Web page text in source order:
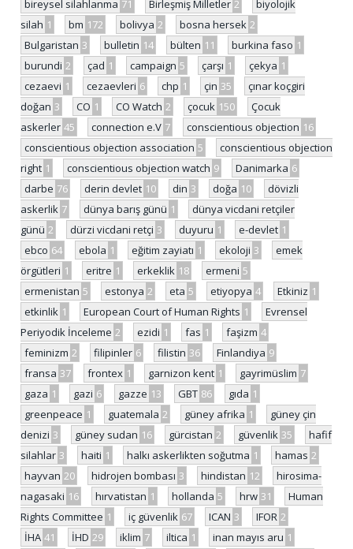
bireysel silahlanma 71 Birleşmiş Milletler 2
biyolojik
silah 1 bm 172 bolivya 2 bosna hersek 2
Bulgaristan 3 bulletin 14 bülten 11 burkina faso 1
burundi 2 çad 1 campaign 5 çarşı 1 çekya 1
cezaevi 1 cezaevleri 6 chp 1 çin 35
çınar koçgiri
doğan 3 CO 1 CO Watch 2 çocuk 150
Çocuk
askerler 45 connection e.V 7 conscientious objection 16
conscientious objection association 5
conscientious objection
right 1 conscientious objection watch 9 Danimarka 6
darbe 76 derin devlet 10 din 3 doğa 10
dövizli
askerlik 7 dünya barış günü 1
dünya vicdani retçiler
günü 2 dürzi vicdani retçi 3 duyuru 1 e-devlet 1
ebco 64 ebola 1 eğitim zayiatı 1 ekoloji 3
emek
örgütleri 1 eritre 1 erkeklik 18 ermeni 5
ermenistan 5 estonya 2 eta 5 etiyopya 4 Etkiniz 1
etkinlik 1 European Court of Human Rights 1
Evrensel
Periyodik İnceleme 2 ezidi 1 fas 1 faşizm 4
feminizm 2 filipinler 6 filistin 36 Finlandiya 9
fransa 37 frontex 1 garnizon kent 1 gayrimüslim 7
gaza 1 gazi 6 gazze 13 GBT 86 gıda 1
greenpeace 1 guatemala 2 güney afrika 1
güney çin
denizi 3 güney sudan 16 gürcistan 2 güvenlik 35
hafif
silahlar 3 haiti 1 halkı askerlikten soğutma 1 hamas 2
hayvan 20 hidrojen bombası 3 hindistan 12
hirosima-
nagasaki 16 hırvatistan 1 hollanda 5 hrw 31
Human
Rights Committee 1 iç güvenlik 67 ICAN 3 IFOR 2
İHA 41 İHD 29 iklim 7 iltica 1 inan mayıs aru 1